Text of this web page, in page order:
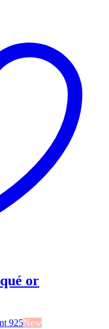
or
New